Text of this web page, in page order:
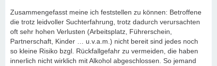
Zusammengefasst meine ich feststellen zu können: Betroffene
die trotz leidvoller Suchterfahrung, trotz dadurch verursachten
oft sehr hohen Verlusten (Arbeitsplatz, Führerschein,
Partnerschaft, Kinder … u.v.a.m.) nicht bereit sind jedes noch
so kleine Risiko bzgl. Rückfallgefahr zu vermeiden, die haben
innerlich nicht wirklich mit Alkohol abgeschlossen. So jemand